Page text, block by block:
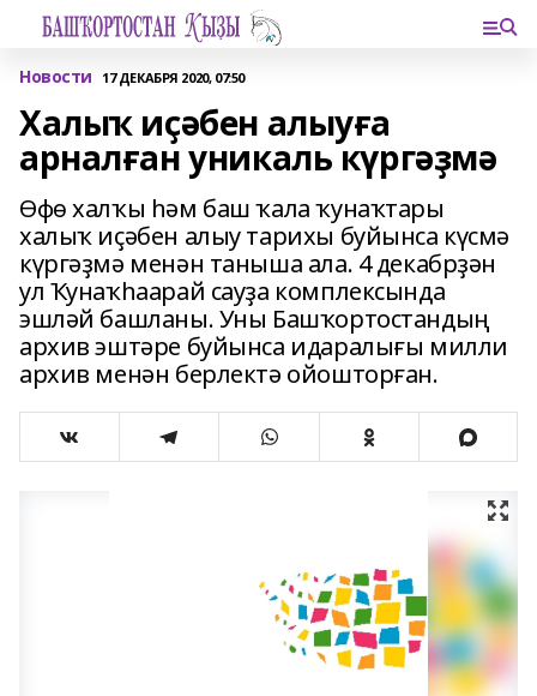
Новости 17 ДЕКАБРЯ 2020, 07:50
Халыҡ иҫәбен алыуға
арналған уникаль күргәҙмә
Өфө халҡы һәм баш ҡала ҡунаҡтары
халыҡ иҫәбен алыу тарихы буйынса күсмә
күргәҙмә менән таныша ала. 4 декабрҙән
ул Ҡунаҡһаарай сауҙа комплексында
эшләй башланы. Уны Башҡортостандың
архив эштәре буйынса идаралығы милли
архив менән берлектә ойошторған.